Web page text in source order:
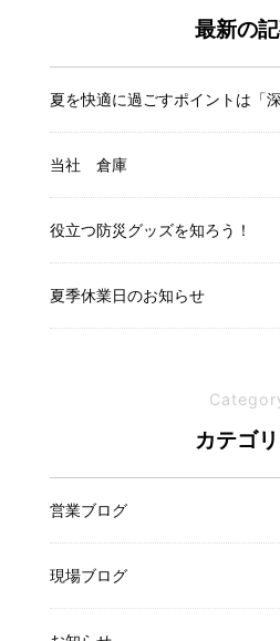
最新の
夏を快適に過ごすポイントは「
当社 倉庫
役立つ防災グッズを知ろう！
夏季休業日のお知らせ
カテゴ
営業ブログ
現場ブログ